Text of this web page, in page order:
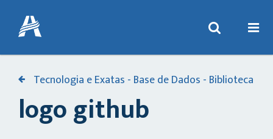
Tecnologia e Exatas - Base de Dados - Biblioteca
logo github